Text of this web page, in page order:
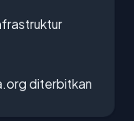
diterbitkan